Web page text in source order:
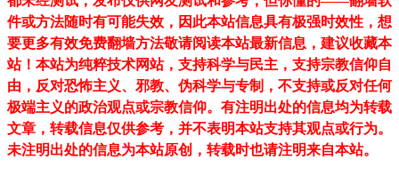
件或方法随时有可能失效，因此本站信息具有极强时效性，想
要更多有效免费翻墙方法敬请阅读本站最新信息，建议收藏本
站！ 本站为纯粹技术网站，支持科学与民主，支持宗教信仰自
由，反对恐怖主义、邪教、伪科学与专制，不支持或反对任何
极端主义的政治观点或宗教信仰。有注明出处的信息均为转载
文章，转载信息仅供参考，并不表明本站支持其观点或行为。
未注明出处的信息为本站原创，转载时也请注明来自本站。